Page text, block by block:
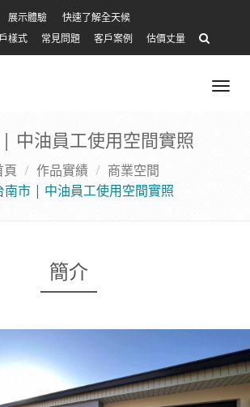
展示體驗
快速了解全天候
樣式 常見問題 客戶案例 估價丈量
中油員工使用空間實照
頁 作品實績
商業空間
南市 | 中油員工使用空間實照
簡介